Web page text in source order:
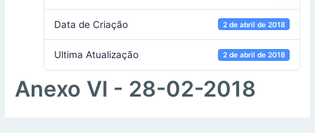
Data de Criação 2 de abril de 2018
Ultima Atualização 2 de abril de 2018
Anexo VI - 28-02-2018